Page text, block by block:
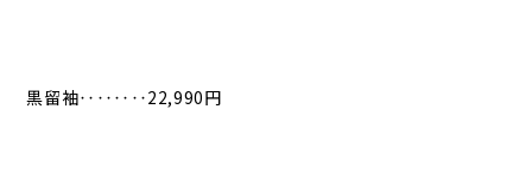
黒留袖‥‥‥‥22,990円